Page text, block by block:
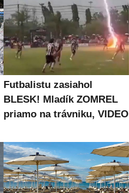
Futbalistu zasiahol
BLESK! Mladík ZOMREL
priamo na trávniku, VIDEO